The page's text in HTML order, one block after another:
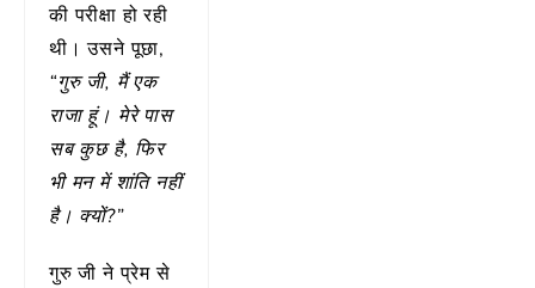
की परीक्षा हो रही
थी। उसने पूछा,
“गुरु जी, मैं एक
राजा हूं। मेरे पास
सब कुछ है, फिर
भी मन में शांति नहीं
है। क्यों?”
गुरु जी ने प्रेम से